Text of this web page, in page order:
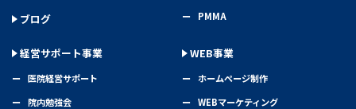
ブログ
PMMA
経営サポート事業
医院経営サポート
院内勉強会
WEB事業
ホームページ制作
WEBマーケティング